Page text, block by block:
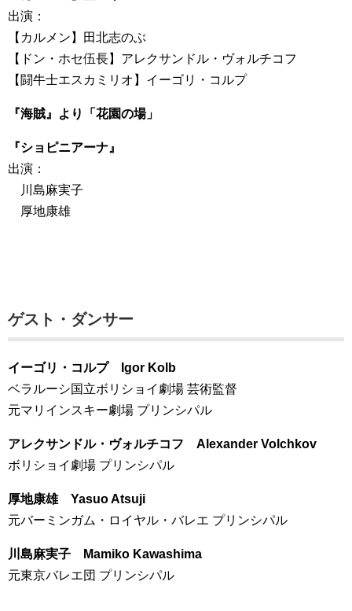
出演：
【カルメン】田北志のぶ
【ドン・ホセ伍長】アレクサンドル・ヴォルチコフ
【闘牛士エスカミリオ】イーゴリ・コルプ
『海賊』より「花園の場」
『ショピニアーナ』
出演：
川島麻実子
厚地康雄
ゲスト・ダンサー
イーゴリ・コルプ Igor Kolb
ベラルーシ国立ボリショイ劇場 芸術監督
元マリインスキー劇場 プリンシパル
アレクサンドル・ヴォルチコフ Alexander Volchkov
ボリショイ劇場 プリンシパル
厚地康雄 Yasuo Atsuji
元バーミンガム・ロイヤル・バレエ プリンシパル
川島麻実子 Mamiko Kawashima
元東京バレエ団 プリンシパル